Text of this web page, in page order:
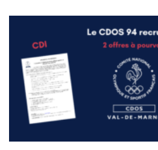
STRUCTUREZ-VOUS !
FORMATIONS
PARASPORTS
AIDE PÉDAGOGIQUE
LE RÉSEAU SPORTIF 94
CONTACTS